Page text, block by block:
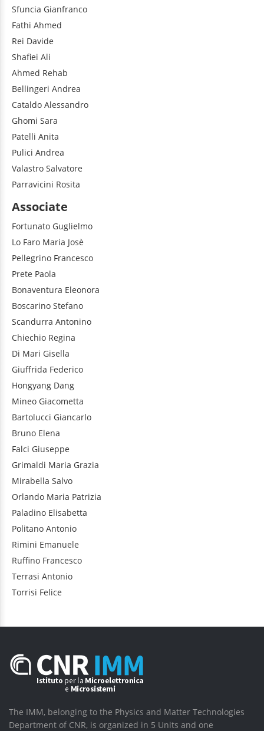
Sfuncia Gianfranco
Fathi Ahmed
Rei Davide
Shafiei Ali
Ahmed Rehab
Bellingeri Andrea
Cataldo Alessandro
Ghomi Sara
Patelli Anita
Pulici Andrea
Valastro Salvatore
Parravicini Rosita
Associate
Fortunato Guglielmo
Lo Faro Maria Josè
Pellegrino Francesco
Prete Paola
Bonaventura Eleonora
Boscarino Stefano
Scandurra Antonino
Chiechio Regina
Di Mari Gisella
Giuffrida Federico
Hongyang Dang
Mineo Giacometta
Bartolucci Giancarlo
Bruno Elena
Falci Giuseppe
Grimaldi Maria Grazia
Mirabella Salvo
Orlando Maria Patrizia
Paladino Elisabetta
Politano Antonio
Rimini Emanuele
Ruffino Francesco
Terrasi Antonio
Torrisi Felice
The IMM, belonging to the Physics and Matter Technologies
Department of CNR, is organized in 5 Units and one